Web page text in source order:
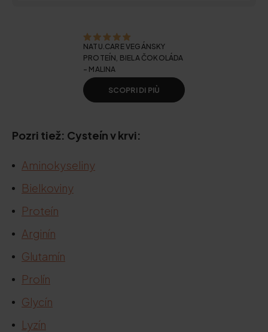
NATU.CARE VEGÁNSKY
PROTEÍN, BIELA ČOKOLÁDA
- MALINA
SCOPRI DI PIÙ
Pozri tiež: Cysteín v krvi:
Aminokyseliny
Bielkoviny
Proteín
Arginín
Glutamín
Prolín
Glycín
Lyzín